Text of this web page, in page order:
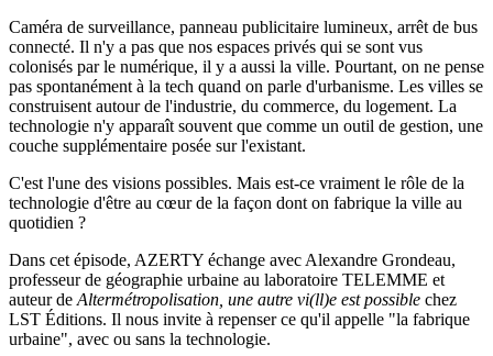
Caméra de surveillance, panneau publicitaire lumineux, arrêt de bus
connecté. Il n'y a pas que nos espaces privés qui se sont vus
colonisés par le numérique, il y a aussi la ville. Pourtant, on ne pense
pas spontanément à la tech quand on parle d'urbanisme. Les villes se
construisent autour de l'industrie, du commerce, du logement. La
technologie n'y apparaît souvent que comme un outil de gestion, une
couche supplémentaire posée sur l'existant.
C'est l'une des visions possibles. Mais est-ce vraiment le rôle de la
technologie d'être au cœur de la façon dont on fabrique la ville au
quotidien ?
Dans cet épisode, AZERTY échange avec Alexandre Grondeau,
professeur de géographie urbaine au laboratoire TELEMME et
auteur de Altermétropolisation, une autre vi(ll)e est possible chez
LST Éditions. Il nous invite à repenser ce qu'il appelle "la fabrique
urbaine", avec ou sans la technologie.